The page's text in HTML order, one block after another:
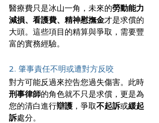
醫療費只是冰山一角，未來的勞動能力
減損、看護費、精神慰撫金才是求償的
大頭。這些項目的精算與爭取，需要豐
富的實務經驗。
2. 肇事責任不明或遭對方反咬
對方可能反過來控告您過失傷害。此時
刑事律師的角色就不只是求償，更是為
您的清白進行辯護 ，爭取不起訴或緩起
訴處分。